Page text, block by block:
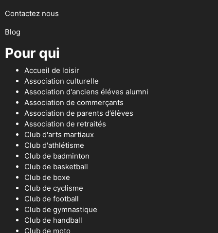
Contactez nous
Blog
Pour qui
Accueil de loisir
Association culturelle
Association d'anciens éléves alumni
Association de commerçants
Association de parents d’élèves
Association de retraités
Club d'arts martiaux
Club d'athlétisme
Club de badminton
Club de basketball
Club de boxe
Club de cyclisme
Club de football
Club de gymnastique
Club de handball
Club de moto